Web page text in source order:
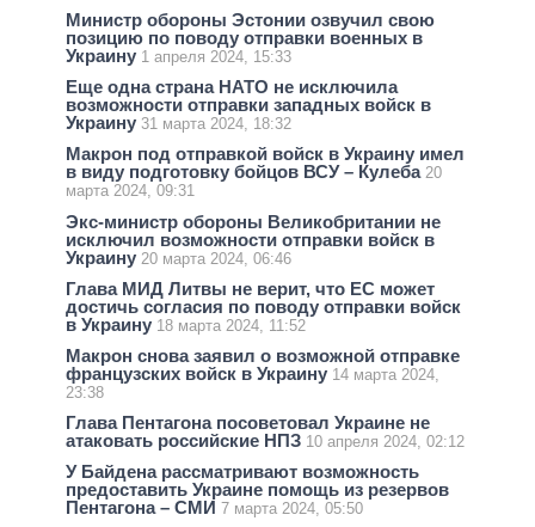
Министр обороны Эстонии озвучил свою
позицию по поводу отправки военных в
Украину 1 апреля 2024, 15:33
Еще одна страна НАТО не исключила
возможности отправки западных войск в
Украину 31 марта 2024, 18:32
Макрон под отправкой войск в Украину имел
в виду подготовку бойцов ВСУ – Кулеба 20
марта 2024, 09:31
Экс-министр обороны Великобритании не
исключил возможности отправки войск в
Украину 20 марта 2024, 06:46
Глава МИД Литвы не верит, что ЕС может
достичь согласия по поводу отправки войск
в Украину 18 марта 2024, 11:52
Макрон снова заявил о возможной отправке
французских войск в Украину 14 марта 2024,
23:38
Глава Пентагона посоветовал Украине не
атаковать российские НПЗ 10 апреля 2024, 02:12
У Байдена рассматривают возможность
предоставить Украине помощь из резервов
Пентагона – СМИ 7 марта 2024, 05:50